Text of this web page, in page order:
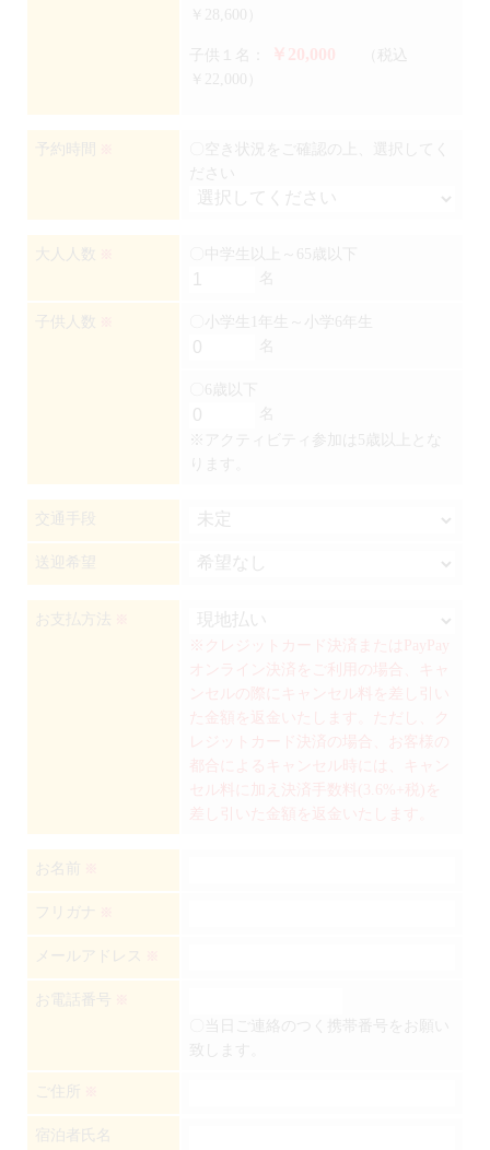
￥28,600）
子供１名： ￥20,000
（税込
￥22,000）
予約時間
〇空き状況をご確認の上、選択してく
ださい
大人人数
〇中学生以上～65歳以下
名
子供人数
〇小学生1年生～小学6年生
名
〇6歳以下
名
※アクティビティ参加は5歳以上とな
交通手段
送迎希望
お支払方法
※クレジットカード決済またはPayPay
オンライン決済をご利用の場合、キャ
ンセルの際にキャンセル料を差し引い
た金額を返金いたします。ただし、ク
レジットカード決済の場合、お客様の
都合によるキャンセル時には、キャン
セル料に加え決済手数料(3.6%+税)を
差し引いた金額を返金いたします。
お名前
フリガナ
メールアドレス
お電話番号
〇当日ご連絡のつく携帯番号をお願い
致します。
ご住所
宿泊者氏名